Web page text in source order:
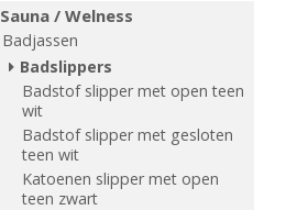
Sauna / Welness
Badjassen
Badslippers
Badstof slipper met open teen
wit
Badstof slipper met gesloten
teen wit
Katoenen slipper met open
teen zwart